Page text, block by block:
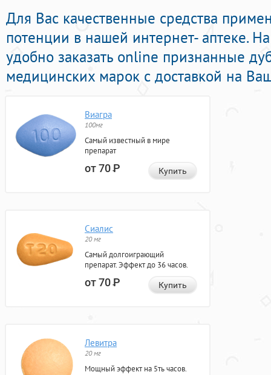
Для Вас качественные средства
потенции в нашей интернет- аптеке.
удобно заказать online признанные
медицинских марок с доставкой на
Виагра
100мг
Самый известный в мире
препарат
от 70Р Купить
Сиалис
20 мг
Самый долгоиграющий
препарат. Эффект до 36 часов.
от 70Р Купить
Левитра
20 мг
Мощный эффект на 5ть часов.